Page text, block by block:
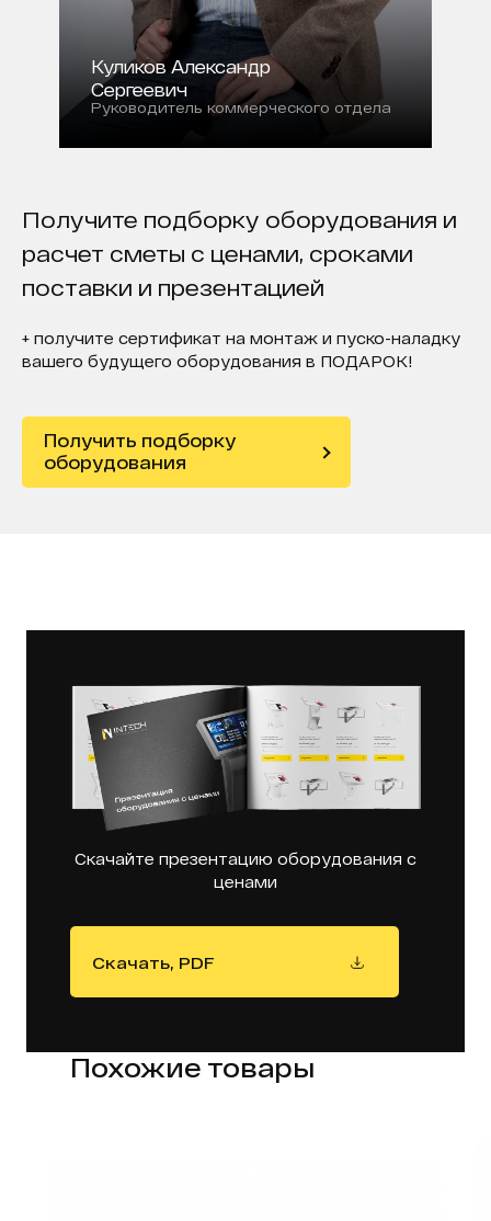
Куликов Александр
Сергеевич
Руководитель коммерческого отдела
Получите подборку оборудования и
расчет сметы с ценами, сроками
поставки и презентацией
+ получите сертификат на монтаж и пуско-наладку
вашего будущего оборудования в ПОДАРОК!
Получить подборку
оборудования
Скачайте презентацию оборудования с
ценами
Скачать, PDF
Похожие товары